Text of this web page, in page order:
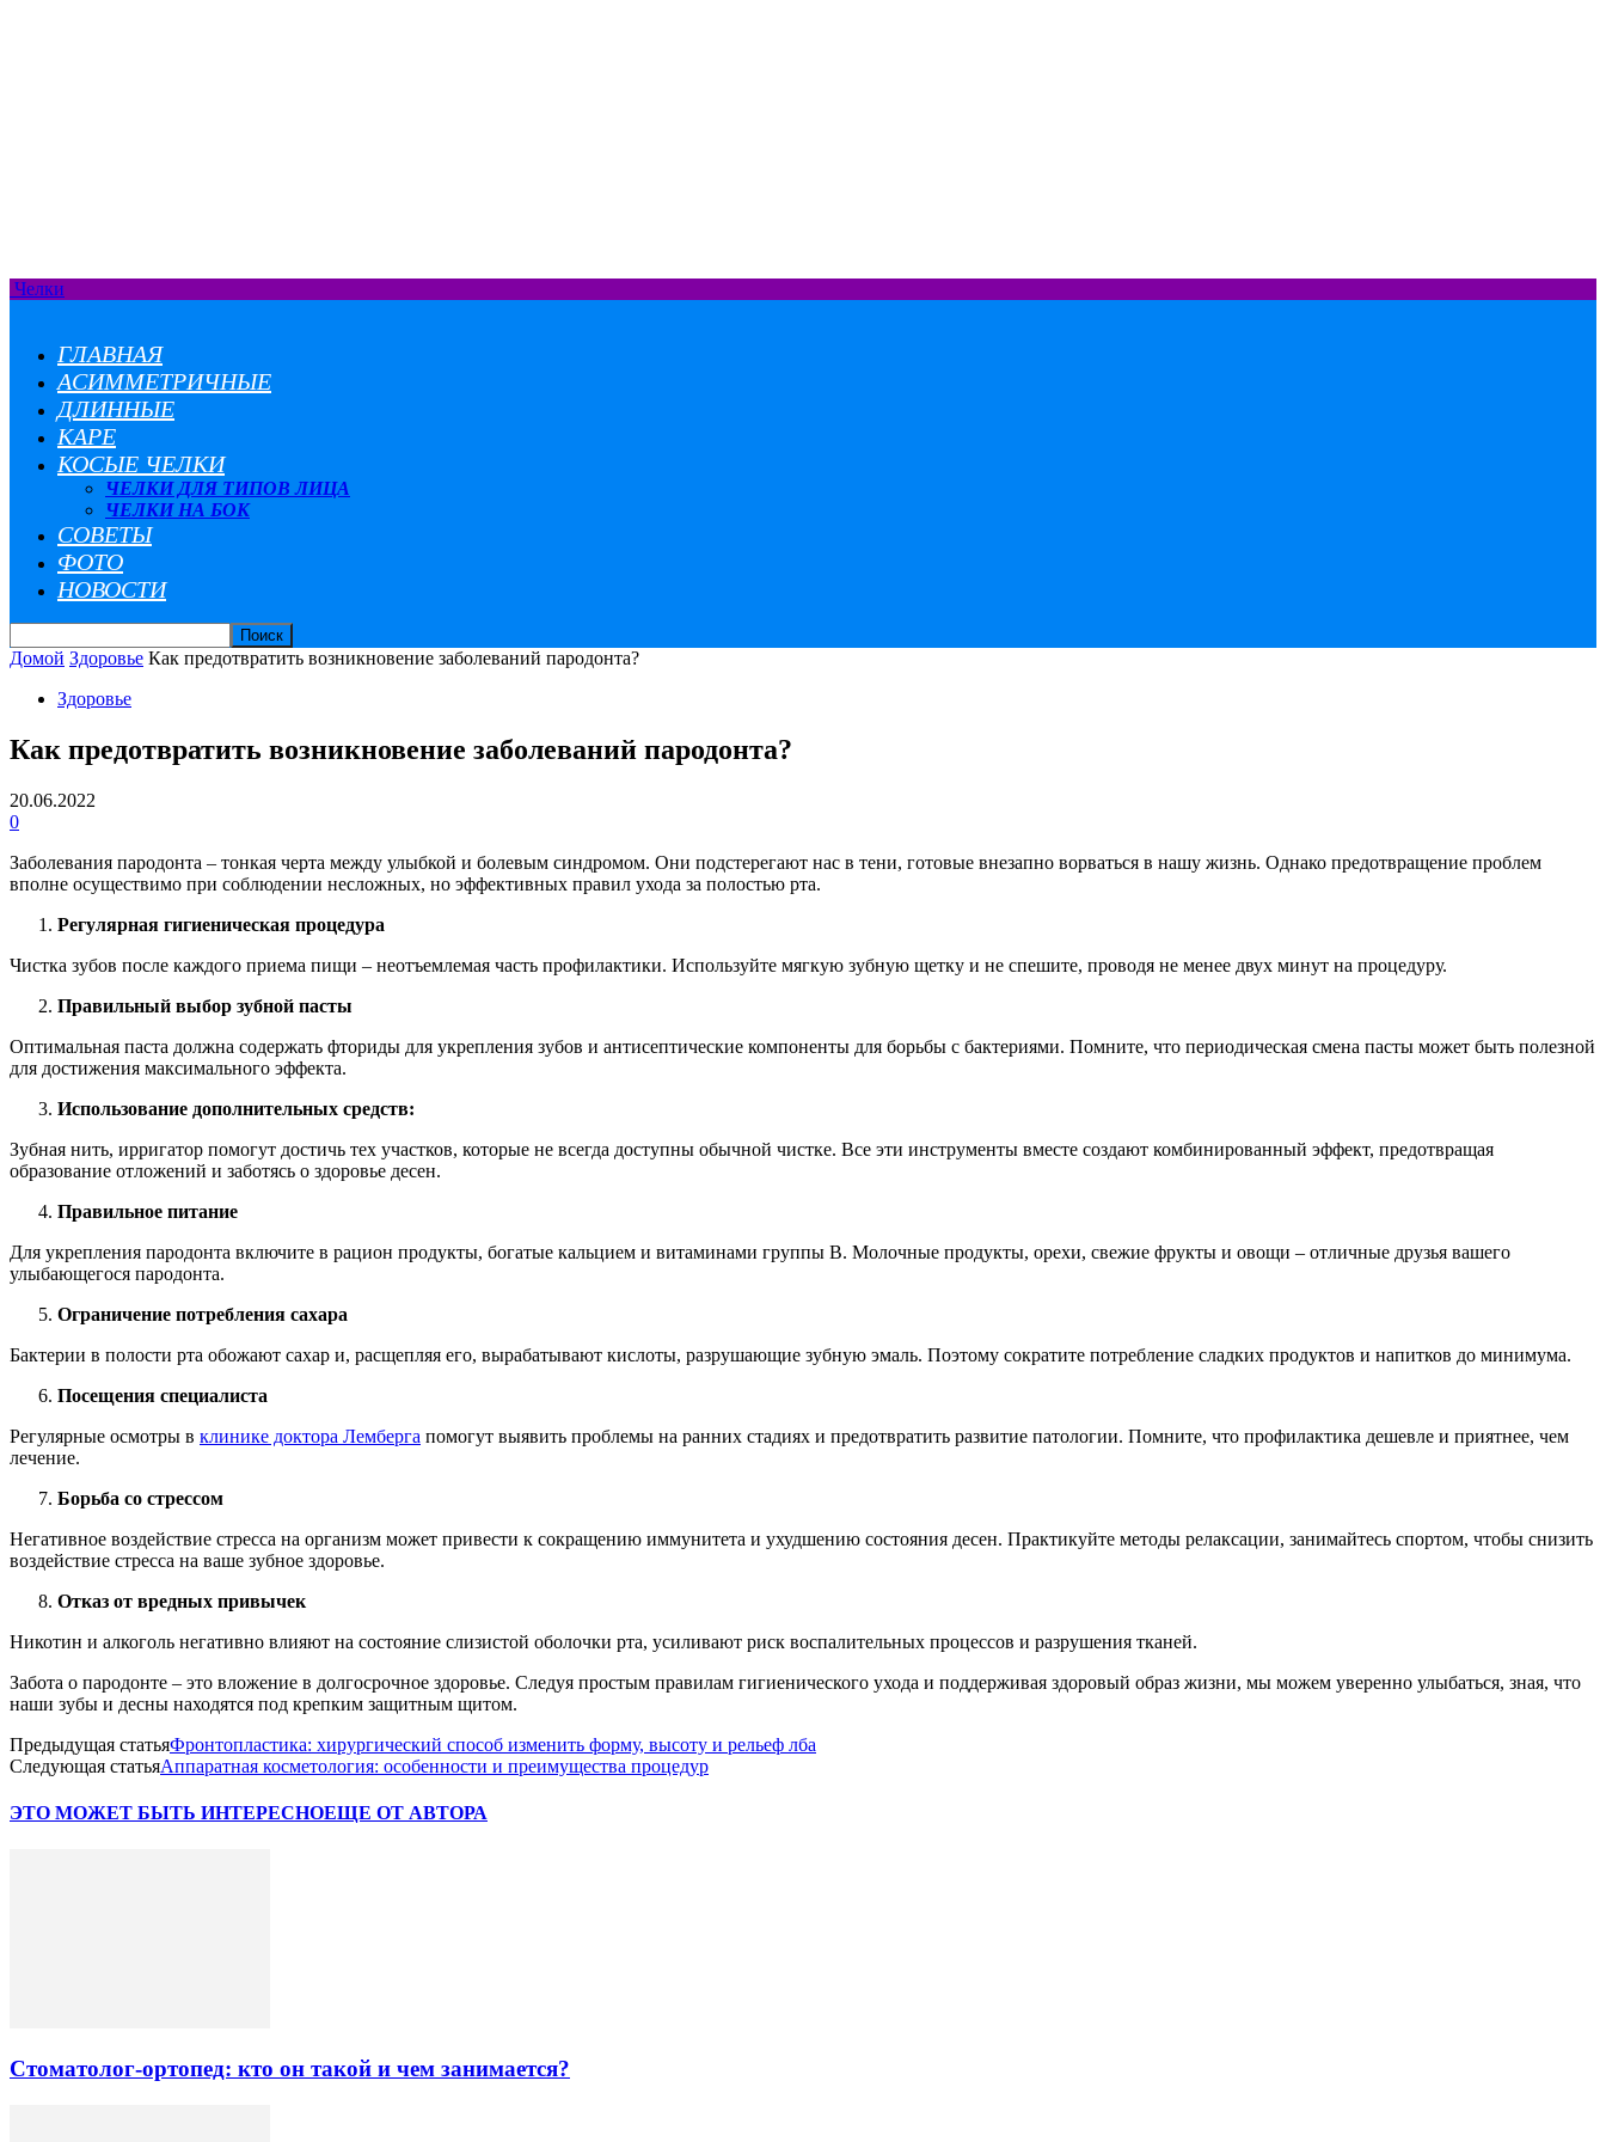
Челки
ГЛАВНАЯ
АСИММЕТРИЧНЫЕ
ДЛИННЫЕ
КАРЕ
КОСЫЕ ЧЕЛКИ
ЧЕЛКИ ДЛЯ ТИПОВ ЛИЦА
ЧЕЛКИ НА БОК
СОВЕТЫ
ФОТО
НОВОСТИ
Домой Здоровье Как предотвратить возникновение заболеваний пародонта?
Здоровье
Как предотвратить возникновение заболеваний пародонта?
20.06.2022
0
Заболевания пародонта – тонкая черта между улыбкой и болевым синдромом. Они подстерегают нас в тени, готовые внезапно ворваться в нашу жизнь. Однако предотвращение проблем
вполне осуществимо при соблюдении несложных, но эффективных правил ухода за полостью рта.
Регулярная гигиеническая процедура
Чистка зубов после каждого приема пищи – неотъемлемая часть профилактики. Используйте мягкую зубную щетку и не спешите, проводя не менее двух минут на процедуру.
Правильный выбор зубной пасты
Оптимальная паста должна содержать фториды для укрепления зубов и антисептические компоненты для борьбы с бактериями. Помните, что периодическая смена пасты может быть полезной
для достижения максимального эффекта.
Использование дополнительных средств:
Зубная нить, ирригатор помогут достичь тех участков, которые не всегда доступны обычной чистке. Все эти инструменты вместе создают комбинированный эффект, предотвращая
образование отложений и заботясь о здоровье десен.
Правильное питание
Для укрепления пародонта включите в рацион продукты, богатые кальцием и витаминами группы B. Молочные продукты, орехи, свежие фрукты и овощи – отличные друзья вашего
улыбающегося пародонта.
Ограничение потребления сахара
Бактерии в полости рта обожают сахар и, расщепляя его, вырабатывают кислоты, разрушающие зубную эмаль. Поэтому сократите потребление сладких продуктов и напитков до минимума.
Посещения специалиста
Регулярные осмотры в клинике доктора Лемберга помогут выявить проблемы на ранних стадиях и предотвратить развитие патологии. Помните, что профилактика дешевле и приятнее, чем
лечение.
Борьба со стрессом
Негативное воздействие стресса на организм может привести к сокращению иммунитета и ухудшению состояния десен. Практикуйте методы релаксации, занимайтесь спортом, чтобы снизить
воздействие стресса на ваше зубное здоровье.
Отказ от вредных привычек
Никотин и алкоголь негативно влияют на состояние слизистой оболочки рта, усиливают риск воспалительных процессов и разрушения тканей.
Забота о пародонте – это вложение в долгосрочное здоровье. Следуя простым правилам гигиенического ухода и поддерживая здоровый образ жизни, мы можем уверенно улыбаться, зная, что
наши зубы и десны находятся под крепким защитным щитом.
Предыдущая статьяФронтопластика: хирургический способ изменить форму, высоту и рельеф лба
Следующая статьяАппаратная косметология: особенности и преимущества процедур
ЭТО МОЖЕТ БЫТЬ ИНТЕРЕСНОЕЩЕ ОТ АВТОРА
Стоматолог-ортопед: кто он такой и чем занимается?